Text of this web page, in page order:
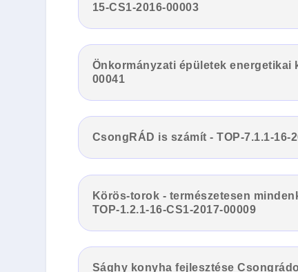
15-CS1-2016-00003
Önkormányzati épületek energetikai
00041
CsongRÁD is számít - TOP-7.1.1-16-
Körös-torok - természetesen
TOP-1.2.1-16-CS1-2017-00009
Sághy konyha fejlesztése